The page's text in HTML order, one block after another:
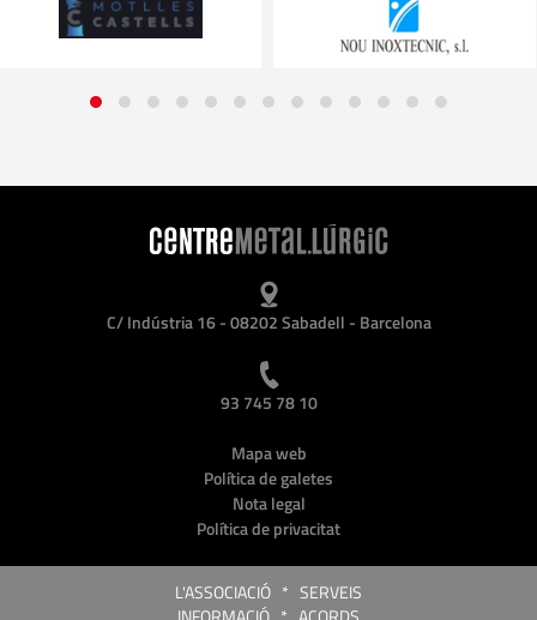
C/ Indústria 16 - 08202 Sabadell - Barcelona
93 745 78 10
Mapa web
Política de galetes
Nota legal
Política de privacitat
L'ASSOCIACIÓ * SERVEIS